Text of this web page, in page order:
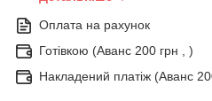
Оплата на рахунок
Готівкою (Аванс 200 грн , )
Накладений платіж (Аванс